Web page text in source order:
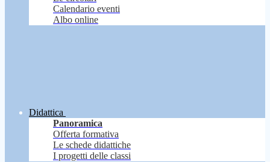
Calendario eventi
Albo online
Didattica
Panoramica
Offerta formativa
Le schede didattiche
I progetti delle classi